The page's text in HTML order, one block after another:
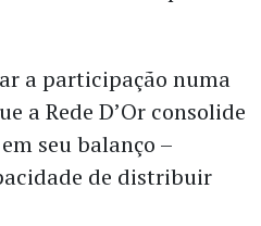
a participação numa
a Rede D’Or consolide
seu balanço –
de distribuir